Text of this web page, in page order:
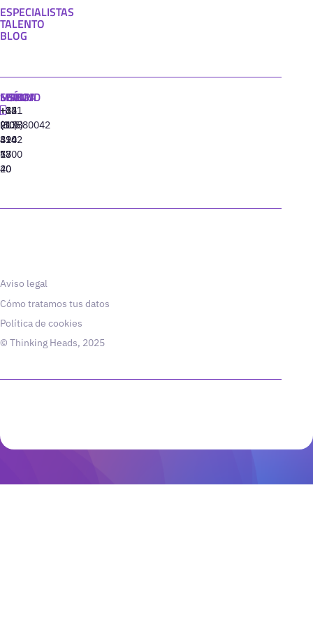
ESPECIALISTAS
TALENTO
BLOG
MADRID
+34
91
310
77
40
MIAMI
+1
(305)
424
13
20
SEÚL
+82
(10)
8942
6800
LISBOA
‪+351
213880042
Aviso legal
Cómo tratamos tus datos
Política de cookies
© Thinking Heads, 2025